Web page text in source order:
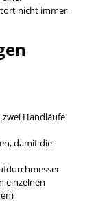
nicht immer
Handläufe
damit die
einzelnen